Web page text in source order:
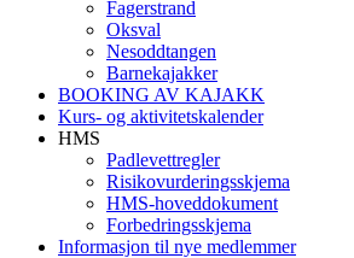
Fagerstrand
Oksval
Nesoddtangen
Barnekajakker
BOOKING AV KAJAKK
Kurs- og aktivitetskalender
HMS
Padlevettregler
Risikovurderingsskjema
HMS-hoveddokument
Forbedringsskjema
Informasjon til nye medlemmer